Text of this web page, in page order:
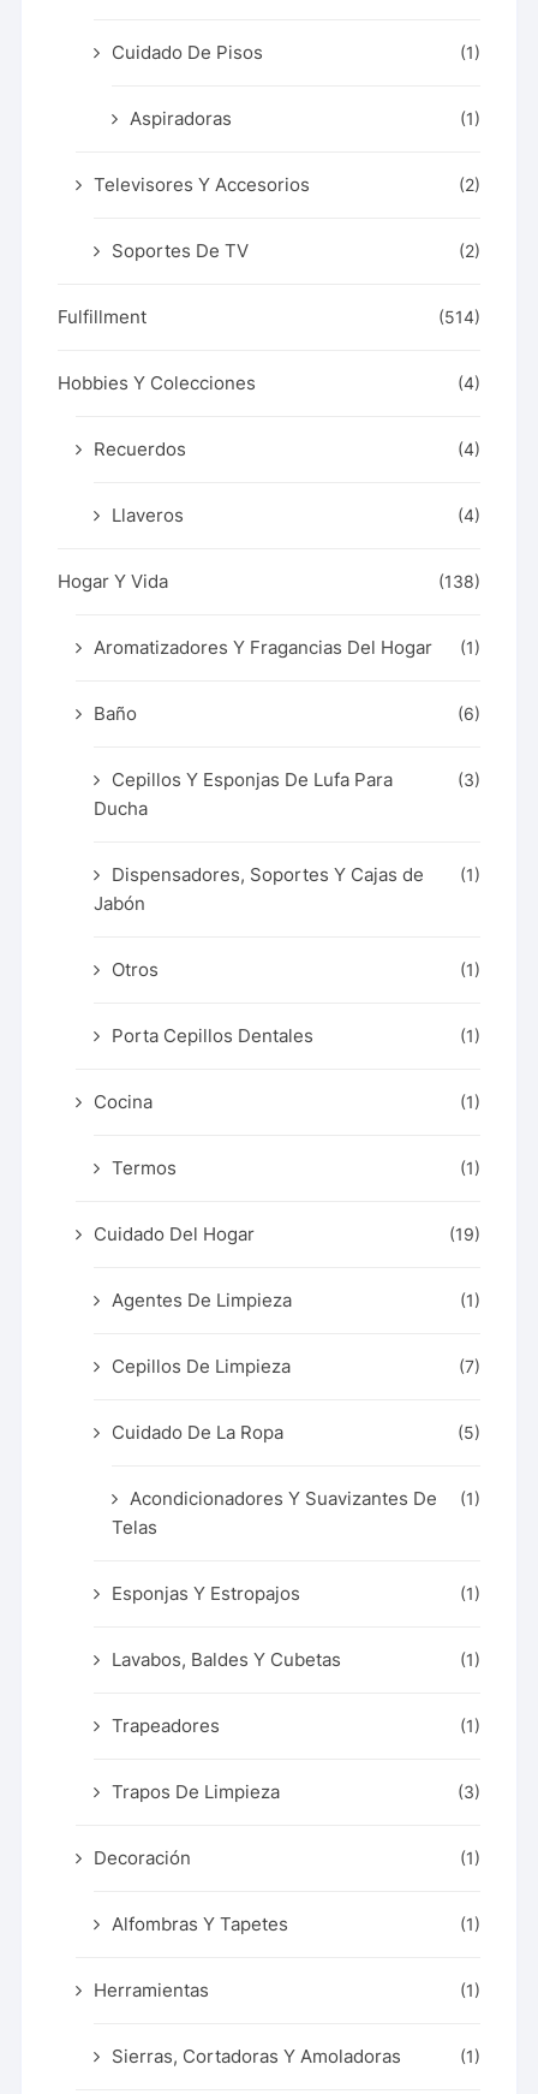
Cuidado De Pisos (1)
Aspiradoras (1)
Televisores Y Accesorios (2)
Soportes De TV (2)
Fulfillment (514)
Hobbies Y Colecciones (4)
Recuerdos (4)
Llaveros (4)
Hogar Y Vida (138)
Aromatizadores Y Fragancias Del Hogar (1)
Baño (6)
Cepillos Y Esponjas De Lufa Para
Ducha
(3)
Dispensadores, Soportes Y Cajas de
Jabón
(1)
Otros (1)
Porta Cepillos Dentales (1)
Cocina (1)
Termos (1)
Cuidado Del Hogar (19)
Agentes De Limpieza (1)
Cepillos De Limpieza (7)
Cuidado De La Ropa (5)
Acondicionadores Y Suavizantes De
Telas
(1)
Esponjas Y Estropajos (1)
Lavabos, Baldes Y Cubetas (1)
Trapeadores (1)
Trapos De Limpieza (3)
Decoración (1)
Alfombras Y Tapetes (1)
Herramientas (1)
Sierras, Cortadoras Y Amoladoras (1)